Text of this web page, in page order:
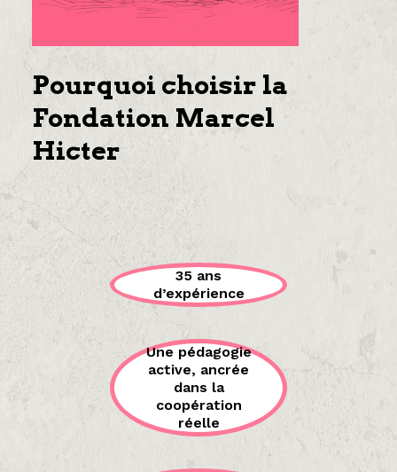
Pourquoi choisir la
Fondation Marcel
Hicter
35 ans
d’expérience
Une pédagogie
active, ancrée
dans la
coopération
réelle